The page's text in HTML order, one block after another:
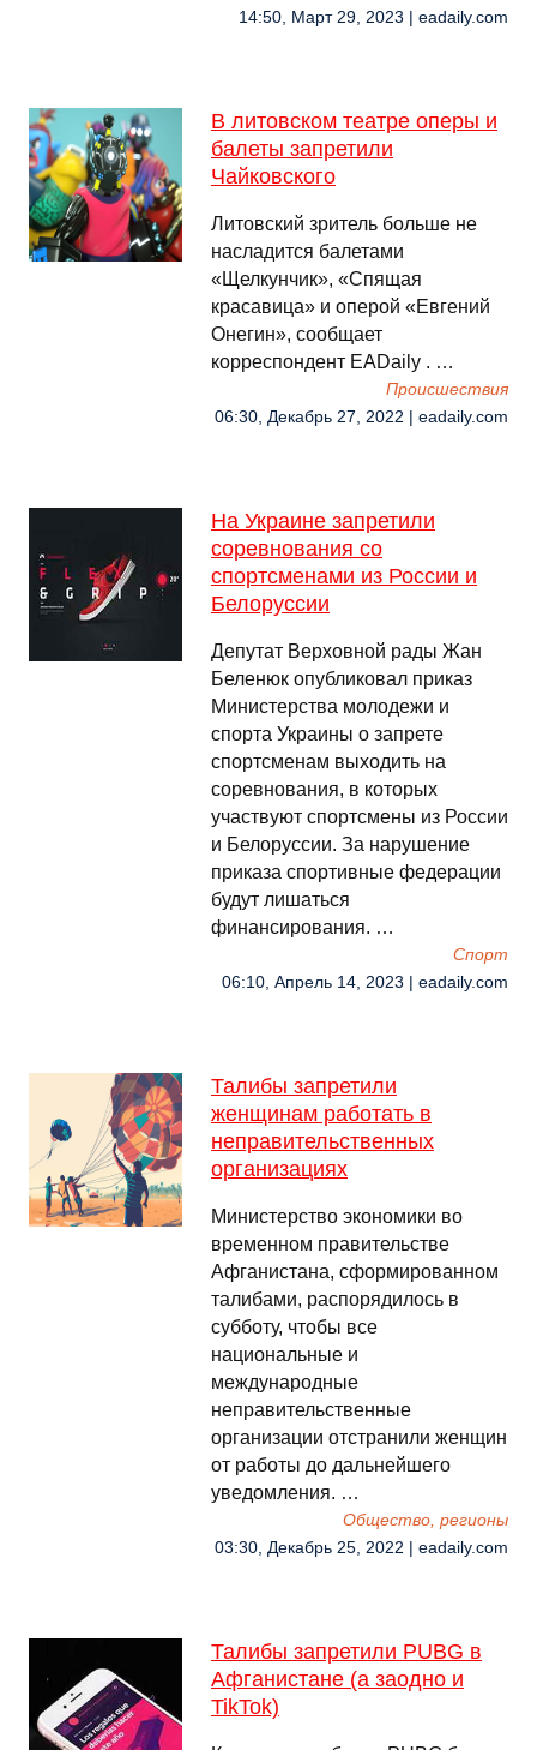
14:50, Март 29, 2023 | eadaily.com
В литовском театре оперы и
балеты запретили
Чайковского
Литовский зритель больше не
насладится балетами
«Щелкунчик», «Спящая
красавица» и оперой «Евгений
Онегин», сообщает
корреспондент EADaily . …
Происшествия
06:30, Декабрь 27, 2022 | eadaily.com
На Украине запретили
соревнования со
спортсменами из России и
Белоруссии
Депутат Верховной рады Жан
Беленюк опубликовал приказ
Министерства молодежи и
спорта Украины о запрете
спортсменам выходить на
соревнования, в которых
участвуют спортсмены из России
и Белоруссии. За нарушение
приказа спортивные федерации
будут лишаться
финансирования. …
Спорт
06:10, Апрель 14, 2023 | eadaily.com
Талибы запретили
женщинам работать в
неправительственных
организациях
Министерство экономики во
временном правительстве
Афганистана, сформированном
талибами, распорядилось в
субботу, чтобы все
национальные и
международные
неправительственные
организации отстранили женщин
от работы до дальнейшего
уведомления. …
Общество, регионы
03:30, Декабрь 25, 2022 | eadaily.com
Талибы запретили PUBG в
Афганистане (а заодно и
TikTok)